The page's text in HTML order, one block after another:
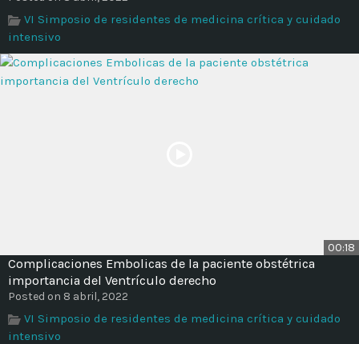
Time
VI Simposio de residentes de medicina crítica y cuidado
intensivo
00:18
Complicaciones Embolicas de la paciente obstétrica
importancia del Ventrículo derecho
Posted on 8 abril, 2022
VI Simposio de residentes de medicina crítica y cuidado
intensivo